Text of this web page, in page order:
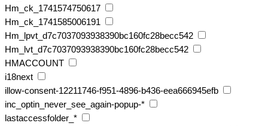
Hm_ck_1741574750617
Hm_ck_1741585006191
Hm_lpvt_d7c7037093938390bc160fc28becc542
Hm_lvt_d7c7037093938390bc160fc28becc542
HMACCOUNT
i18next
illow-consent-12211746-f951-4896-b436-eea666945efb
inc_optin_never_see_again-popup-*
lastaccessfolder_*